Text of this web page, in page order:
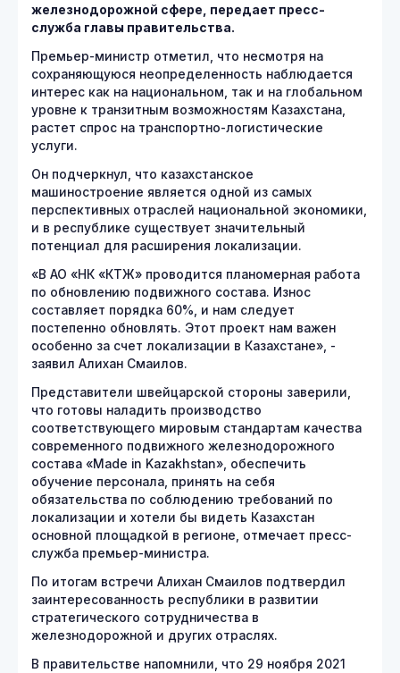
железнодорожной сфере, передает пресс-
служба главы правительства.
Премьер-министр отметил, что несмотря на
сохраняющуюся неопределенность наблюдается
интерес как на национальном, так и на глобальном
уровне к транзитным возможностям Казахстана,
растет спрос на транспортно-логистические
услуги.
Он подчеркнул, что казахстанское
машиностроение является одной из самых
перспективных отраслей национальной экономики,
и в республике существует значительный
потенциал для расширения локализации.
«В АО «НК «КТЖ» проводится планомерная работа
по обновлению подвижного состава. Износ
составляет порядка 60%, и нам следует
постепенно обновлять. Этот проект нам важен
особенно за счет локализации в Казахстане», -
заявил Алихан Смаилов.
Представители швейцарской стороны заверили,
что готовы наладить производство
соответствующего мировым стандартам качества
современного подвижного железнодорожного
состава «Made in Kazakhstan», обеспечить
обучение персонала, принять на себя
обязательства по соблюдению требований по
локализации и хотели бы видеть Казахстан
основной площадкой в регионе, отмечает пресс-
служба премьер-министра.
По итогам встречи Алихан Смаилов подтвердил
заинтересованность республики в развитии
стратегического сотрудничества в
железнодорожной и других отраслях.
В правительстве напомнили, что 29 ноября 2021